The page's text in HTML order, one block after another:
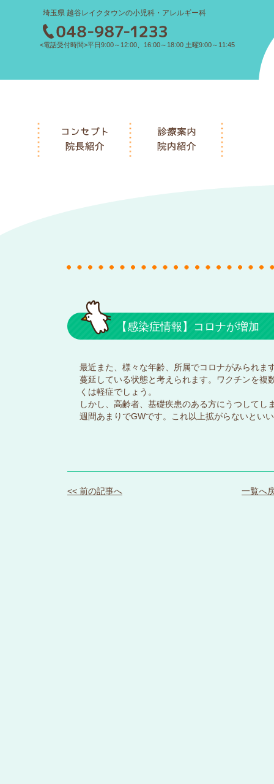
埼玉県 越谷レイクタウンの小児科・アレルギー科
<電話受付時間>平日9:00～12:00、16:00～18:00 土曜9:00～11:45
【感染症情報】コロナが増加
最近また、様々な年齢、所属でコロナがみられま
蔓延している状態と考えられます。ワクチンを複
くは軽症でしょう。
しかし、高齢者、基礎疾患のある方にうつして
週間あまりでGWです。これ以上拡がらないとい
<< 前の記事へ 一覧へ